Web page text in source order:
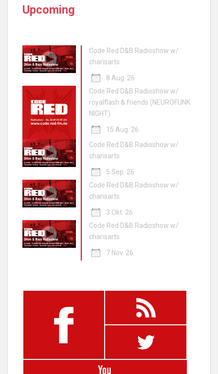
Upcoming
Code Red D&B Radioshow w/
charisarts
8 Aug. 26
Code Red D&B Radioshow w/
royalflash & friends (NEUROFUNK
NIGHT)
15 Aug. 26
Code Red D&B Radioshow w/
charisarts
5 Sep. 26
Code Red D&B Radioshow w/
charisarts
3 Okt. 26
Code Red D&B Radioshow w/
charisarts
7 Nov. 26